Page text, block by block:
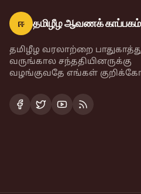
ஈ தமிழீழ ஆவணக் காப்பகம்
தமிழீழ வரலாற்றை
வருங்கால சந்ததியினருக்கு
வழங்குவதே எங்கள்